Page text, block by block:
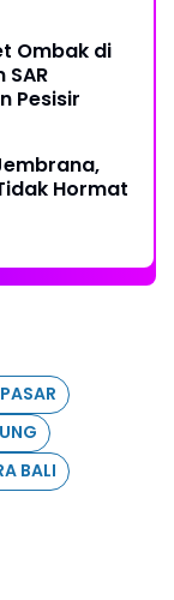
Ombak di
Pesisir
Hormat
BALI